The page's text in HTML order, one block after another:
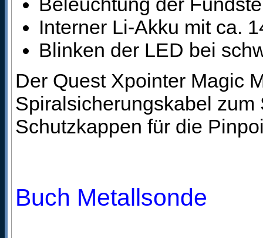
Interner Li-Akku mit ca.
Blinken der LED bei
Der Quest Xpointer Magic
Spiralsicherungskabel
Schutzkappen für die
Buch Metallsonde